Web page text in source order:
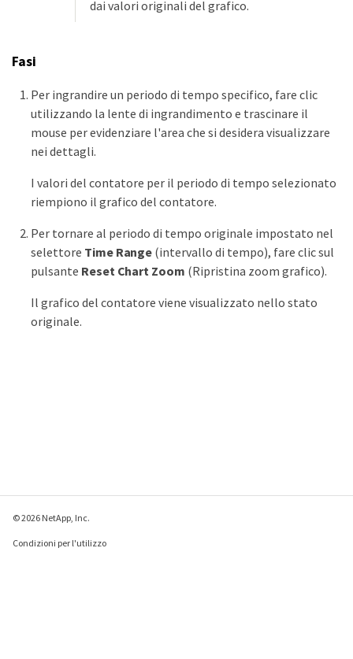
dai valori originali del grafico.
Fasi
Per ingrandire un periodo di tempo specifico, fare clic
utilizzando la lente di ingrandimento e trascinare il
mouse per evidenziare l'area che si desidera visualizzare
nei dettagli.
I valori del contatore per il periodo di tempo selezionato
riempiono il grafico del contatore.
Per tornare al periodo di tempo originale impostato nel
selettore Time Range (intervallo di tempo), fare clic sul
pulsante Reset Chart Zoom (Ripristina zoom grafico).
Il grafico del contatore viene visualizzato nello stato
originale.
© 2026 NetApp, Inc.
Condizioni per l'utilizzo